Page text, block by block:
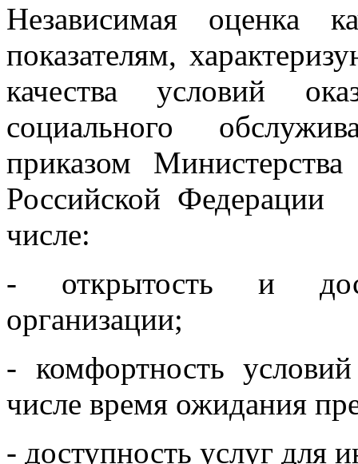
Независимая оценка
показателям,
качества условий
социального
приказом
Российской
числе:
- открытость и
организации;
- комфортность
числе время ожидания
- доступность услуг для